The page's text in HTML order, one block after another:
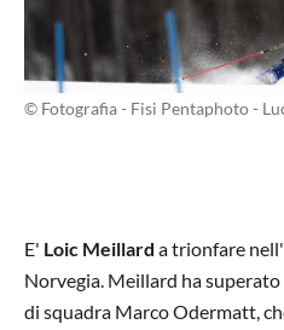
© Fotografia - Fisi Pentaphoto -
E' Loic Meillard a trionfare
Norvegia. Meillard ha
di squadra Marco Odermatt,